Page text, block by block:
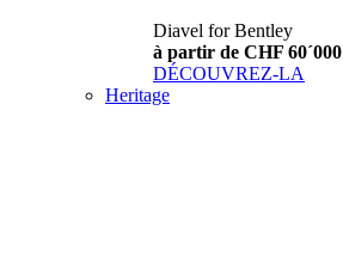
Diavel for Bentley
à partir de CHF 60´000
DÉCOUVREZ-LA
Heritage